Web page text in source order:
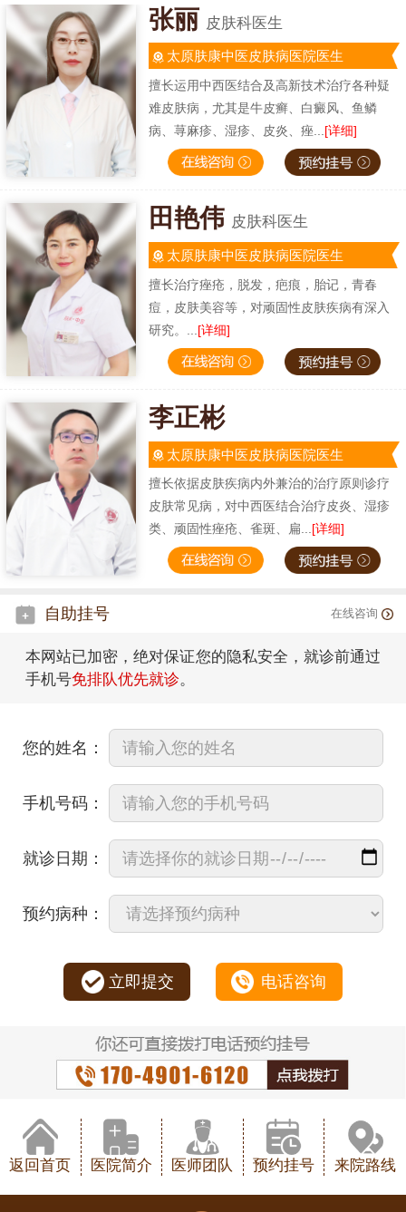
张丽 皮肤科医生
太原肤康中医皮肤病医院医生
擅长运用中西医结合及高新技术治疗各种疑
难皮肤病，尤其是牛皮癣、白癜风、鱼鳞
病、荨麻疹、湿疹、皮炎、痤... [详细]
田艳伟 皮肤科医生
太原肤康中医皮肤病医院医生
擅长治疗痤疮，脱发，疤痕，胎记，青春
痘，皮肤美容等，对顽固性皮肤疾病有深入
研究。... [详细]
李正彬
太原肤康中医皮肤病医院医生
擅长依据皮肤疾病内外兼治的治疗原则诊疗
皮肤常见病，对中西医结合治疗皮炎、湿疹
类、顽固性痤疮、雀斑、扁...[详细]
自助挂号 在线咨询
本网站已加密，绝对保证您的隐私安全，就诊前通过
手机号免排队优先就诊。
您的姓名：
手机号码：
就诊日期：
预约病种：
立即提交 电话咨询
返回首页 医院简介 医师团队 预约挂号 来院路线